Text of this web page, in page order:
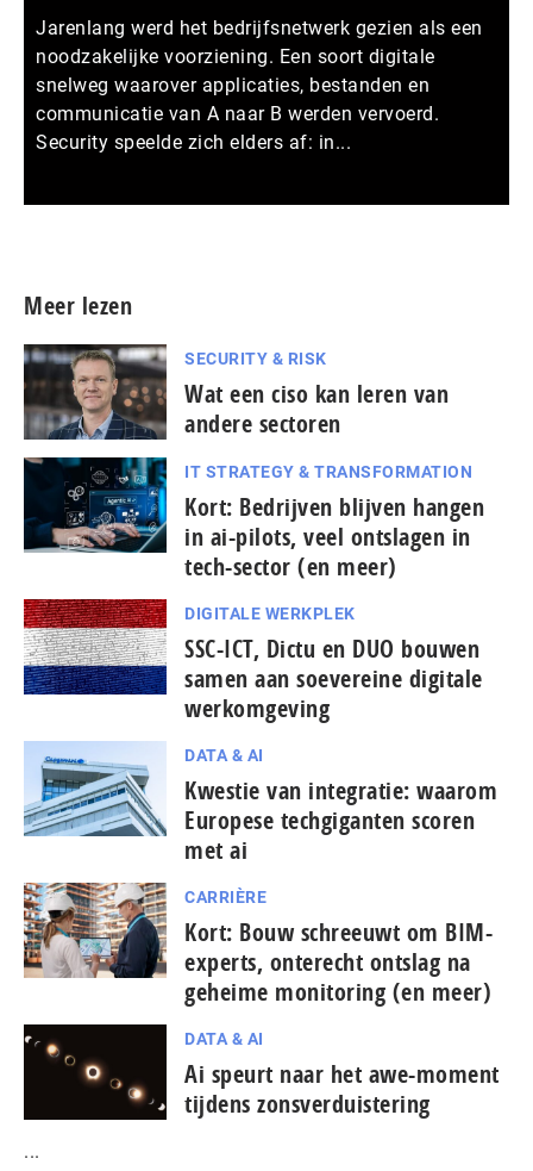
Jarenlang werd het bedrijfsnetwerk gezien als een
noodzakelijke voorziening. Een soort digitale
snelweg waarover applicaties, bestanden en
communicatie van A naar B werden vervoerd.
Security speelde zich elders af: in...
Meer lezen
SECURITY & RISK
Wat een ciso kan leren van
andere sectoren
IT STRATEGY & TRANSFORMATION
Kort: Bedrijven blijven hangen
in ai-pilots, veel ontslagen in
tech-sector (en meer)
DIGITALE WERKPLEK
SSC-ICT, Dictu en DUO bouwen
samen aan soevereine digitale
werkomgeving
DATA & AI
Kwestie van integratie: waarom
Europese tech­gi­gan­ten scoren
met ai
CARRIÈRE
Kort: Bouw schreeuwt om BIM-
experts, onterecht ontslag na
geheime monitoring (en meer)
DATA & AI
Ai speurt naar het awe-moment
tijdens zonsverduistering
...